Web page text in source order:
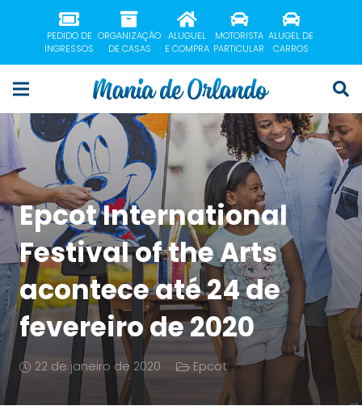
PEDIDO DE
INGRESSOS
ORGANIZAÇÃO
DE CASAS
ALUGUEL
E COMPRA
MOTORISTA
PARTICULAR
ALUGEL DE
CARROS
Epcot International
Festival of the Arts
acontece até 24 de
fevereiro de 2020
22 de janeiro de 2020 Epcot